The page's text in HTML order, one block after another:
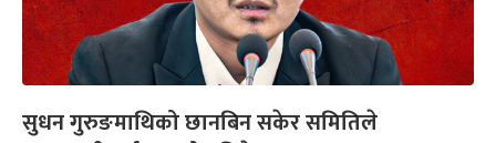
सुधन गुरुङमाथिको छानबिन सकेर समितिले